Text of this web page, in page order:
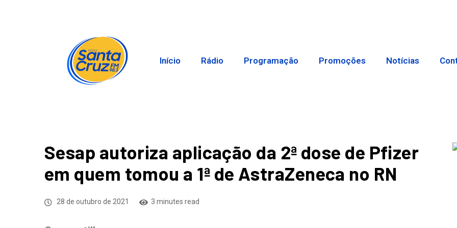
Início Rádio Programação Promoções Notícias
Sesap autoriza aplicação da 2ª dose de Pfizer
em quem tomou a 1ª de AstraZeneca no RN
28 de outubro de 2021 3 minutes read